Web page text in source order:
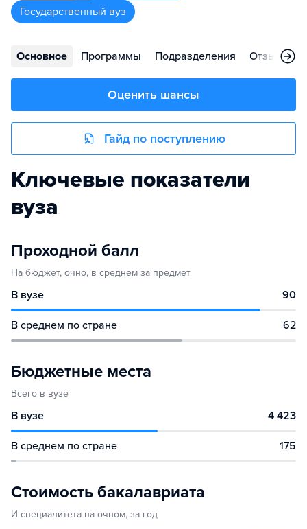
Государственный вуз
Основное Программы Подразделения Отзывы
Оценить шансы
Гайд по поступлению
Ключевые показатели
вуза
Проходной балл
На бюджет, очно, в среднем за предмет
В вузе 90
В среднем по стране 62
Бюджетные места
Всего в вузе
В вузе 4 423
В среднем по стране 175
Стоимость бакалавриата
И специалитета на очном, за год